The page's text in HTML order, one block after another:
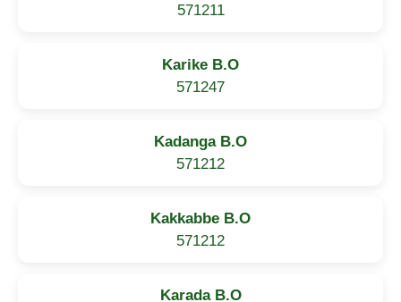
571211
Karike B.O
571247
Kadanga B.O
571212
Kakkabbe B.O
571212
Karada B.O